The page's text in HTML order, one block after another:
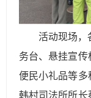
活动现场，
务台、悬挂宣
便民小礼品等多
韩村司法所所长